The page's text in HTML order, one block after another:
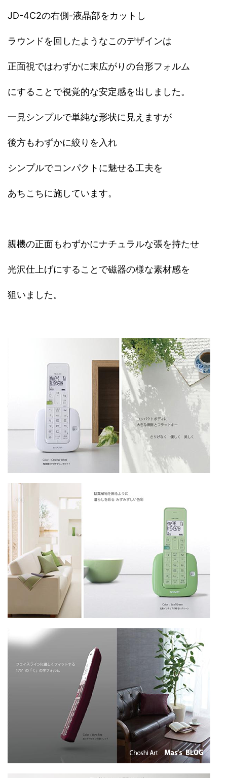
JD-4C2の右側-液晶部をカットし
ラウンドを回したようなこのデザインは
正面視ではわずかに末広がりの台形フォルム
にすることで視覚的な安定感を出しました。
一見シンプルで単純な形状に見えますが
後方もわずかに絞りを入れ
シンプルでコンパクトに魅せる工夫を
あちこちに施しています。
親機の正面もわずかにナチュラルな張を持たせ
光沢仕上げにすることで磁器の様な素材感を
狙いました。